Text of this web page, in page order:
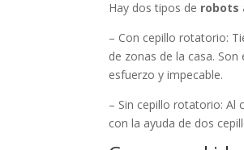
Hay dos tipos de robots
– Con cepillo rotatorio:
de zonas de la casa.
esfuerzo y impecable.
– Sin cepillo rotatorio: Al
con la ayuda de dos